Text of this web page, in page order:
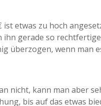
ist etwas zu hoch
gerade so
überzogen, wenn man
nicht, kann man aber
bis auf das etwas